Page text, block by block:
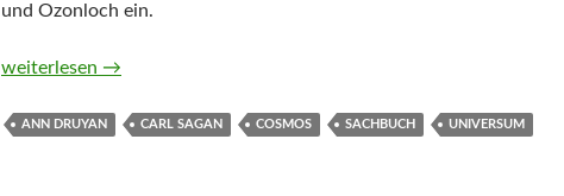
und Ozonloch ein.
Unser Kosmos. Andere Welten von Ann Druyan
weiterlesen →
ANN DRUYAN CARL SAGAN COSMOS SACHBUCH UNIVERSUM